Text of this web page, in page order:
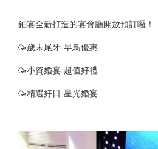
鉑宴全新打造的宴會廳開放預訂囉！
🥳歲末尾牙-早鳥優惠
🥳小資婚宴-超值好禮
🥳精選好日-星光婚宴